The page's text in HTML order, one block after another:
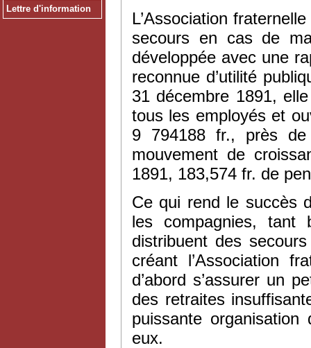
Lettre d'information
L’Association
secours en cas de
développée avec une
reconnue d’utilité
31 décembre 1891,
tous les employés et
9 794188 fr., près
mouvement de
1891, 183,574 fr. de
Ce qui rend le succès
les compagnies,
distribuent des
créant l’Association
d’abord s’assurer un
des retraites
puissante
eux.